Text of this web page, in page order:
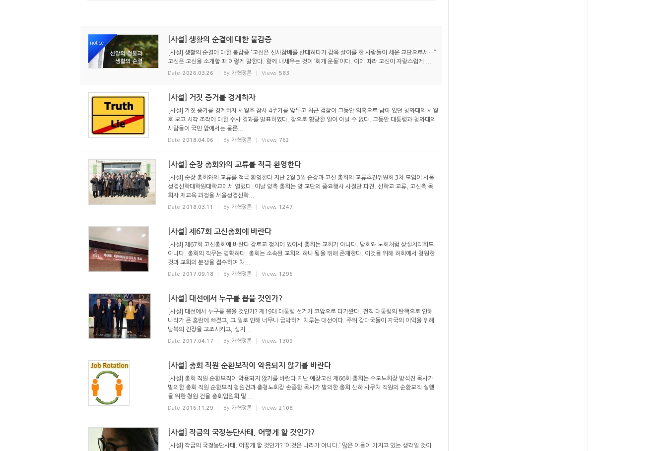
notice [사설] 생활의 순결에 대한 불감증
[사설] 생활의 순결에 대한 불감증 “고신은 신사참배를 반대하다가 감옥 살이를 한 사람들이 세운 교단으로서…”
고신은 고신을 소개할 때 이렇게 말한다. 함께 내세우는 것이 ‘회개 운동’이다. 이에 따라 고신이 자랑스럽게 ...
Date 2026.03.26 By 개혁정론 Views 583
[사설] 거짓 증거를 경계하자
[사설] 거짓 증거를 경계하자 세월호 참사 4주기를 앞두고 최근 검찰이 그동안 의혹으로 남아 있던 청와대의 세월
호 보고 시각 조작에 대한 수사 결과를 발표하였다. 참으로 황당한 일이 아닐 수 없다. 그동안 대통령과 청와대의
사람들이 국민 앞에서는 물론...
Date 2018.04.06 By 개혁정론 Views 762
[사설] 순장 총회와의 교류를 적극 환영한다
[사설] 순장 총회와의 교류를 적극 환영한다 지난 2월 3일 순장과 고신 총회의 교류추진위원회 3차 모임이 서울
성경신학대학원대학교에서 열렸다. 이날 양측 총회는 양 교단의 중요행사 사절단 파견, 신학교 교류, 고신측 목
회자 재교육 과정을 서울성경신학...
Date 2018.03.11 By 개혁정론 Views 1247
[사설] 제67회 고신총회에 바란다
[사설] 제67회 고신총회에 바란다 장로교 정치에 있어서 총회는 교회가 아니다. 당회와 노회처럼 상설치리회도
아니다. 총회의 직무는 명확하다. 총회는 소속된 교회의 하나 됨을 위해 존재한다. 이것을 위해 하회에서 청원한
것과 교회의 분쟁을 접수하여 처...
Date 2017.09.18 By 개혁정론 Views 1296
[사설] 대선에서 누구를 뽑을 것인가?
[사설] 대선에서 누구를 뽑을 것인가? 제19대 대통령 선거가 코앞으로 다가왔다. 전직 대통령의 탄핵으로 인해
나라가 큰 혼란에 빠졌고, 그 일로 인해 너무나 급박하게 치루는 대선이다. 주위 강대국들이 자국의 이익을 위해
남북의 긴장을 고조시키고, 심지...
Date 2017.04.17 By 개혁정론 Views 1309
[사설] 총회 직원 순환보직이 악용되지 않기를 바란다
[사설] 총회 직원 순환보직이 악용되지 않기를 바란다 지난 예장고신 제66회 총회는 수도노회장 방석진 목사가
발의한 총회 직원 순환보직 청원건과 충청노회장 손종환 목사가 발의한 총회 산하 사무처 직원의 순환보직 실행
을 위한 청원 건을 총회임원회 및 ...
Date 2016.11.29 By 개혁정론 Views 2108
[사설] 작금의 국정농단사태, 어떻게 할 것인가?
[사설] 작금의 국정농단사태, 어떻게 할 것인가? ‘이것은 나라가 아니다.’ 많은 이들이 가지고 있는 생각일 것이